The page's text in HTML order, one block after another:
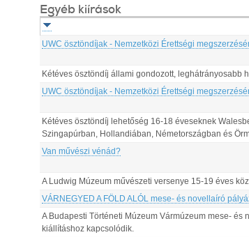
Egyéb kiírások
UWC ösztöndíjak - Nemzetközi Érettségi
Kétéves ösztöndíj állami gondozott, leghátrányosabb
UWC ösztöndíjak - Nemzetközi Érettségi
Kétéves ösztöndíj lehetőség 16-18 éveseknek
Szingapúrban, Hollandiában, Németországban és
Van művészi vénád?
A Ludwig Múzeum művészeti versenye 15-19 éves
VÁRNEGYED A FÖLD ALÓL mese- és novellaíró
A Budapesti Történeti Múzeum Vármúzeum mese- és
kiállításhoz kapcsolódik.